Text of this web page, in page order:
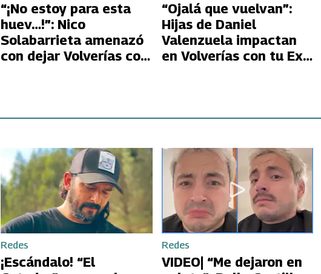
“¡No estoy para esta
huev…!”: Nico
Solabarrieta amenazó
con dejar Volverías con
“Ojalá que vuelvan”:
Hijas de Daniel
Valenzuela impactan
en Volverías con tu Ex
Redes
¡Escándalo! “El
Redes
VIDEO| “Me dejaron en